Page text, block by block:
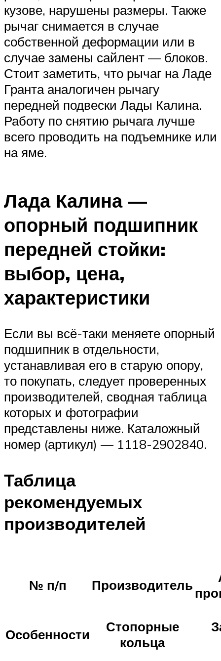
кузове, нарушены размеры. Также
рычаг снимается в случае
собственной деформации или в
случае замены сайлент — блоков.
Стоит заметить, что рычаг на Ладе
Гранта аналогичен рычагу
передней подвески Лады Калина.
Работу по снятию рычага лучше
всего проводить на подъемнике или
на яме.
Лада Калина —
опорный подшипник
передней стойки:
выбор, цена,
характеристики
Если вы всё-таки меняете опорный
подшипник в отдельности,
устанавливая его в старую опору,
то покупать, следует проверенных
производителей, сводная таблица
которых и фотографии
представлены ниже. Каталожный
номер (артикул) — 1118-2902840.
Таблица
рекомендуемых
производителей
№ п/п Производитель
Особенности
Стопорные
кольца